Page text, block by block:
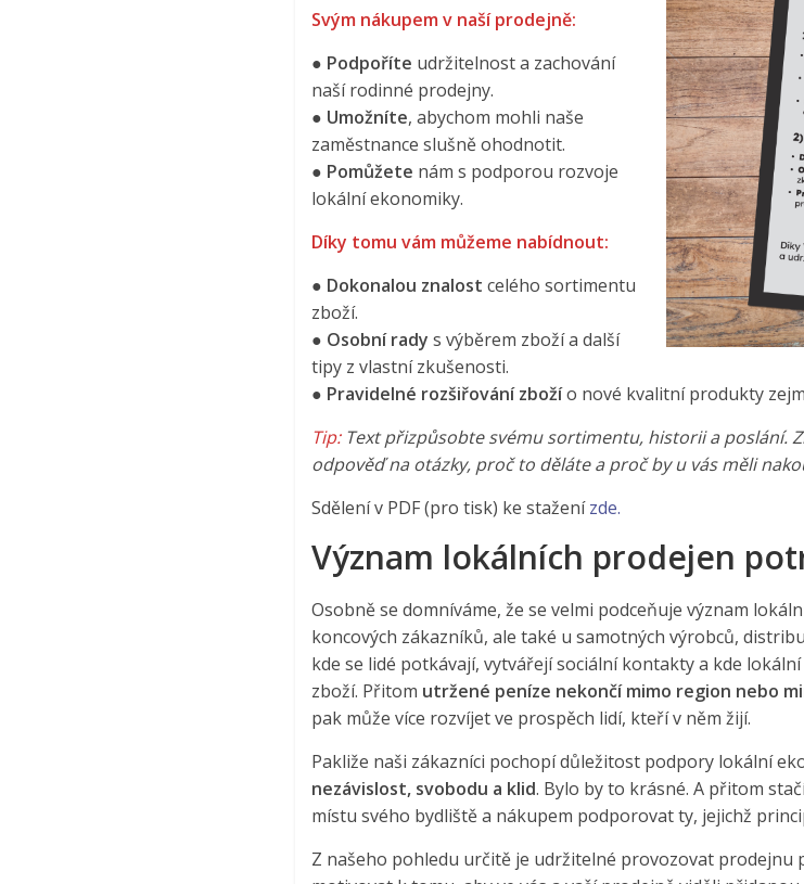
Svým nákupem v naší prodejně:
● Podpoříte udržitelnost a zachování
naší rodinné prodejny.
● Umožníte, abychom mohli naše
zaměstnance slušně ohodnotit.
● Pomůžete nám s podporou rozvoje
lokální ekonomiky.
Díky tomu vám můžeme nabídnout:
● Dokonalou znalost celého sortimentu
zboží.
● Osobní rady s výběrem zboží a další
tipy z vlastní zkušenosti.
● Pravidelné rozšiřování zbožío nové kvalitní produkty
Tip:Text přizpůsobte svému sortimentu, historii a poslání.
odpověď na otázky, proč to děláte a proč by u vás měli
Sdělení v PDF (pro tisk) ke staženízde.
Význam lokálních prodejen
Osobně se domníváme, že se velmi podceňuje význam
koncových zákazníků, ale také u samotných výrobců,
kde se lidé potkávají, vytvářejí sociální kontakty a kde
zboží. Přitom utržené peníze nekončí mimo region nebo
pak může více rozvíjet ve prospěch lidí, kteří v něm žijí.
Pakliže naši zákazníci pochopí důležitost podpory lokální
nezávislost, svobodu a klid. Bylo by to krásné. A přitom
místu svého bydliště a nákupem podporovat ty, jejichž
Z našeho pohledu určitě je udržitelné provozovat prodejnu